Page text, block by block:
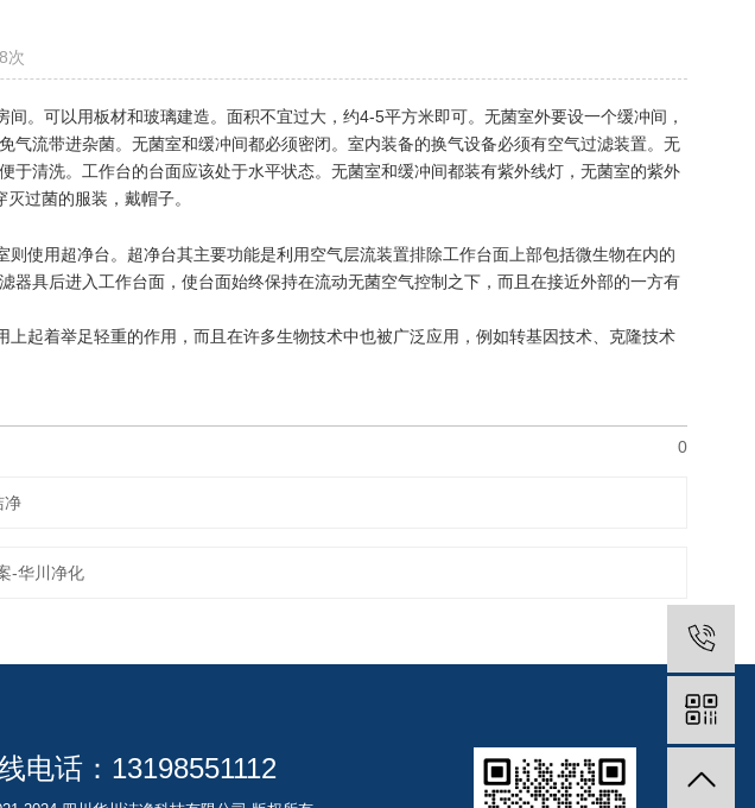
次
。可以用板材和玻璃建造。面积不宜过大，约4-5平方米即可。无菌室外要设一个缓冲间，
气流带进杂菌。无菌室和缓冲间都必须密闭。室内装备的换气设备必须有空气过滤装置。无
于清洗。工作台的台面应该处于水平状态。无菌室和缓冲间都装有紫外线灯，无菌室的紫外
过菌的服装，戴帽子。
使用超净台。超净台其主要功能是利用空气层流装置排除工作台面上部包括微生物在内的
器具后进入工作台面，使台面始终保持在流动无菌空气控制之下，而且在接近外部的一方有
起着举足轻重的作用，而且在许多生物技术中也被广泛应用，例如转基因技术、克隆技术
0
净
-华川净化
电话： 13198551112